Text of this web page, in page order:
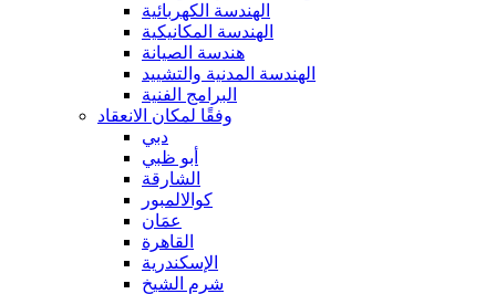
الهندسة الكهربائية
الهندسة المكانيكية
هندسة الصيانة
الهندسة المدنية والتشييد
البرامج الفنية
وفقًا لمكان الانعقاد
دبي
أبو ظبي
الشارقة
كوالالمبور
عمَان
القاهرة
الإسكندرية
شرم الشيخ